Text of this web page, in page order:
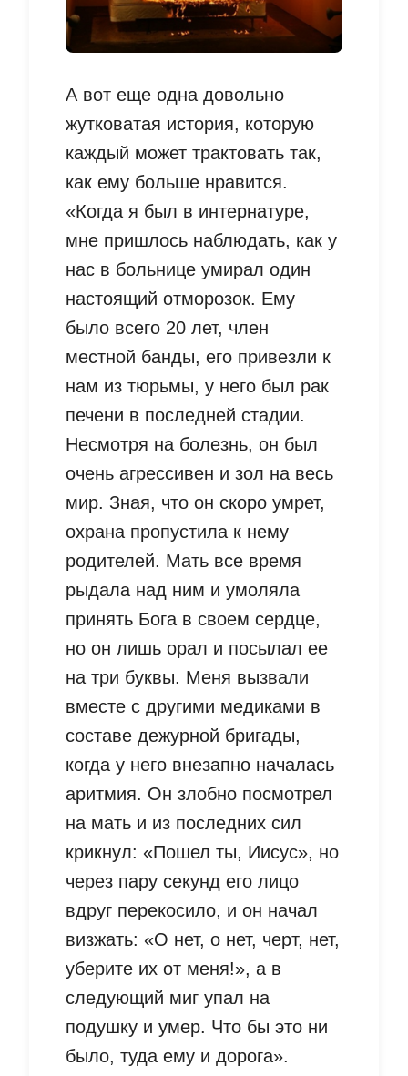
А вот еще одна довольно
жутковатая история, которую
каждый может трактовать так,
как ему больше нравится.
«Когда я был в интернатуре,
мне пришлось наблюдать, как у
нас в больнице умирал один
настоящий отморозок. Ему
было всего 20 лет, член
местной банды, его привезли к
нам из тюрьмы, у него был рак
печени в последней стадии.
Несмотря на болезнь, он был
очень агрессивен и зол на весь
мир. Зная, что он скоро умрет,
охрана пропустила к нему
родителей. Мать все время
рыдала над ним и умоляла
принять Бога в своем сердце,
но он лишь орал и посылал ее
на три буквы. Меня вызвали
вместе с другими медиками в
составе дежурной бригады,
когда у него внезапно началась
аритмия. Он злобно посмотрел
на мать и из последних сил
крикнул: «Пошел ты, Иисус», но
через пару секунд его лицо
вдруг перекосило, и он начал
визжать: «О нет, о нет, черт, нет,
уберите их от меня!», а в
следующий миг упал на
подушку и умер. Что бы это ни
было, туда ему и дорога».